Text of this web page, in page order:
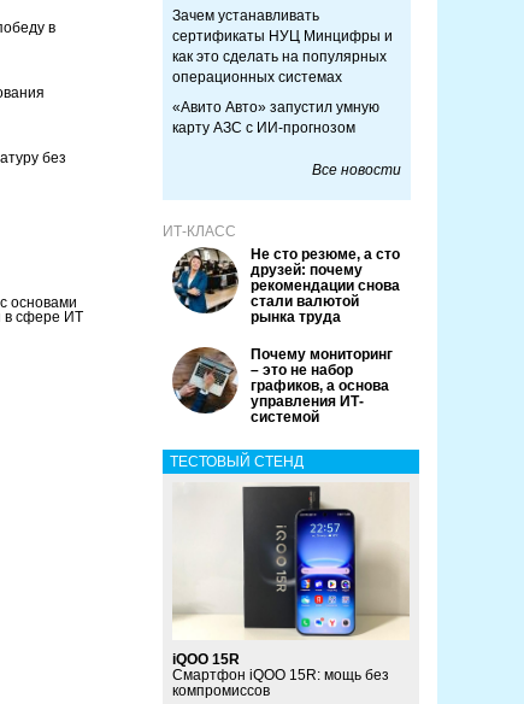
в
без
основами
в сфере ИТ
Зачем устанавливать
сертификаты НУЦ Минцифры и
как это сделать на популярных
операционных системах
«Авито Авто» запустил умную
карту АЗС с ИИ-прогнозом
Все новости
ИТ-КЛАСС
Не сто резюме, а сто
друзей: почему
рекомендации снова
стали валютой
рынка труда
Почему мониторинг
– это не набор
графиков, а основа
управления ИТ-
системой
ТЕСТОВЫЙ СТЕНД
iQOO 15R
Смартфон iQOO 15R: мощь без
компромиссов